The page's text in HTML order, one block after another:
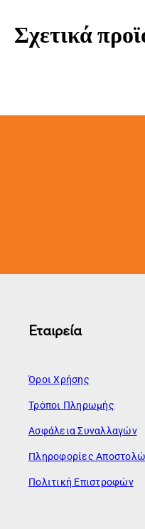
Σχετικά
Εταιρεία
Όροι Χρήσης
Τρόποι Πληρωμής
Ασφάλεια Συναλλαγών
Πληροφορίες
Πολιτική Επιστροφών